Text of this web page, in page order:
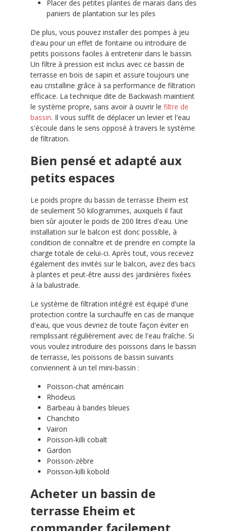
Placer des petites plantes de marais dans des
paniers de plantation sur les piles
De plus, vous pouvez installer des pompes à jeu
d'eau pour un effet de fontaine ou introduire de
petits poissons faciles à entretenir dans le bassin.
Un filtre à pression est inclus avec ce bassin de
terrasse en bois de sapin et assure toujours une
eau cristalline grâce à sa performance de filtration
efficace. La technique dite de Backwash maintient
le système propre, sans avoir à ouvrir le filtre de
bassin. Il vous suffit de déplacer un levier et l'eau
s'écoule dans le sens opposé à travers le système
de filtration.
Bien pensé et adapté aux
petits espaces
Le poids propre du bassin de terrasse Eheim est
de seulement 50 kilogrammes, auxquels il faut
bien sûr ajouter le poids de 200 litres d'eau. Une
installation sur le balcon est donc possible, à
condition de connaître et de prendre en compte la
charge totale de celui-ci. Après tout, vous recevez
également des invités sur le balcon, avez des bacs
à plantes et peut-être aussi des jardinières fixées
à la balustrade.
Le système de filtration intégré est équipé d'une
protection contre la surchauffe en cas de manque
d'eau, que vous devriez de toute façon éviter en
remplissant régulièrement avec de l'eau fraîche. Si
vous voulez introduire des poissons dans le bassin
de terrasse, les poissons de bassin suivants
conviennent à un tel mini-bassin :
Poisson-chat américain
Rhodeus
Barbeau à bandes bleues
Chanchito
Vairon
Poisson-killi cobalt
Gardon
Poisson-zèbre
Poisson-killi kobold
Acheter un bassin de
terrasse Eheim et
commander facilement